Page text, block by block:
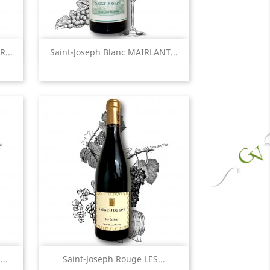
Saint-Joseph Blanc MAIRLANT...
Aperçu rapide
Saint-Joseph Rouge LES...
Aperçu rapide